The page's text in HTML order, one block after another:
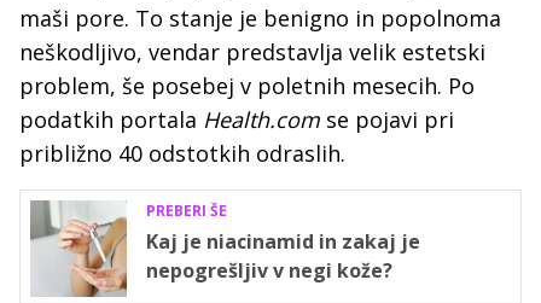
maši pore. To stanje je benigno in popolnoma
neškodljivo, vendar predstavlja velik estetski
problem, še posebej v poletnih mesecih. Po
podatkih portala Health.com se pojavi pri
približno 40 odstotkih odraslih.
PREBERI ŠE
Kaj je niacinamid in zakaj je
nepogrešljiv v negi kože?